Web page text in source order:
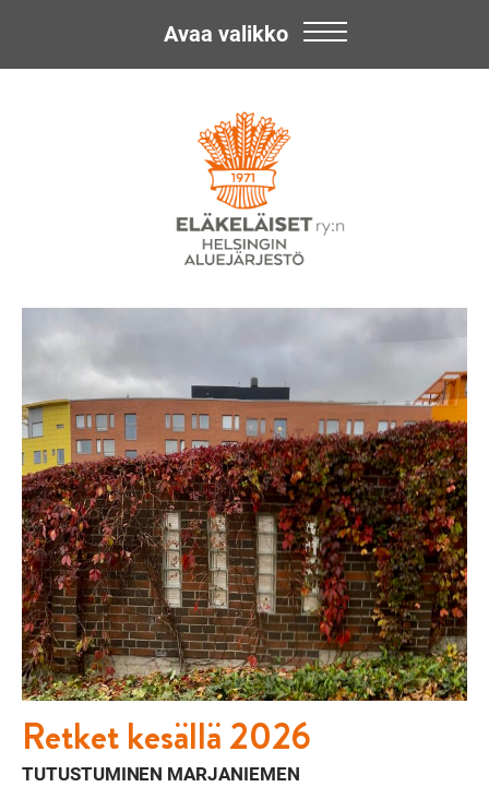
Eläkeläiset
ry:n
Helsingin
Aluejärjestö
Avaa valikko
Retket kesällä 2026
TUTUSTUMINEN MARJANIEMEN